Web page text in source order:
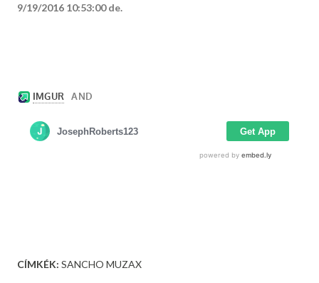
9/19/2016 10:53:00 de.
CÍMKÉK: SANCHO MUZAX